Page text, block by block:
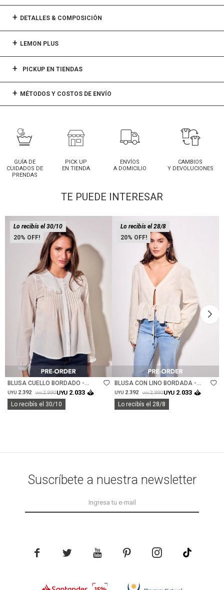
DETALLES & COMPOSICIÓN
LEMON PLUS
PICKUP EN TIENDAS
MÉTODOS Y COSTOS DE ENVÍO
GUÍA DE
CUIDADOS DE
PRENDAS
PICK UP
EN TIENDA
ENVÍOS
A DOMICILIO
CAMBIOS
Y DEVOLUCIONES
TE PUEDE INTERESAR
20
Lo recibís el 30/10
Talle
BLUSA CUELLO BORDADO -
NACAR
UYU 2.392 UYU 2.990UYU 2.033
Lo recibís el 30/10
20
Lo recibís el 28/8
Talle
BLUSA CON LINO BORDADA -
NACAR
UYU 2.392 UYU 2.990UYU 2.033
Lo recibís el 28/8
Suscríbete a nuestra newsletter
    